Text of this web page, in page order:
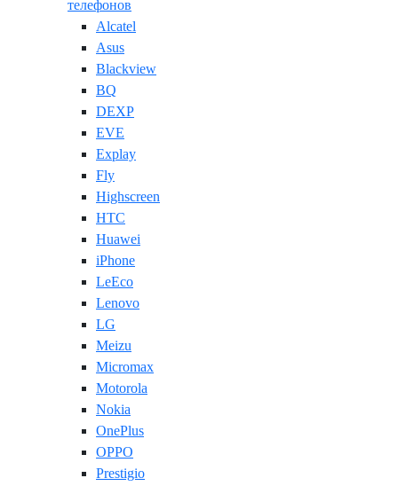
телефонов
Alcatel
Asus
Blackview
BQ
DEXP
EVE
Explay
Fly
Highscreen
HTC
Huawei
iPhone
LeEco
Lenovo
LG
Meizu
Micromax
Motorola
Nokia
OnePlus
OPPO
Prestigio